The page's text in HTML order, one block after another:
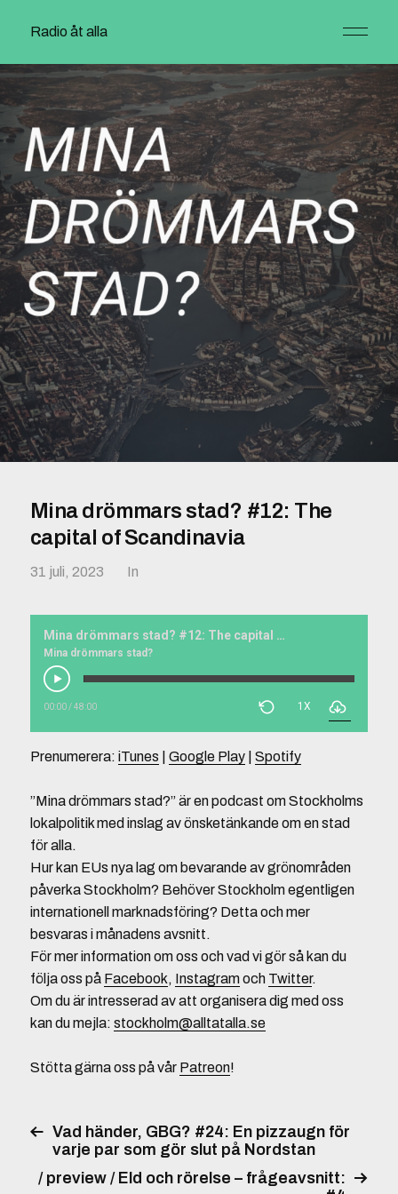
Radio åt alla
Mina drömmars stad? #12: The
capital of Scandinavia
31 juli, 2023 In
Mina drömmars stad? #12: The capital of Scandinavia
Mina drömmars stad?
00:00/48:00 1X
Prenumerera: iTunes Google Play| Spotify
”Mina drömmars stad?” är en podcast om Stockholms
lokalpolitik med inslag av önsketänkande om en stad
för alla.
Hur kan EUs nya lag om bevarande av grönområden
påverka Stockholm? Behöver Stockholm egentligen
internationell marknadsföring? Detta och mer
besvaras i månadens avsnitt.
För mer information om oss och vad vi gör så kan du
följa oss på Facebook, Instagramoch Twitter.
Om du är intresserad av att organisera dig med oss
kan du mejla: stockholm@alltatalla.se
Stötta gärna oss på vår Patreon!
Vad händer, GBG? #24: En pizzaugn för
varje par som gör slut på Nordstan
/ preview / Eld och rörelse – frågeavsnitt: